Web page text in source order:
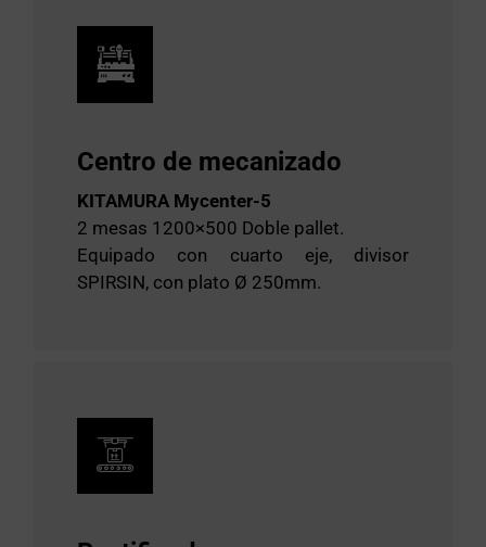
Centro de mecanizado
KITAMURA Mycenter-5
2 mesas 1200×500 Doble pallet.
Equipado con cuarto eje, divisor
SPIRSIN, con plato Ø 250mm.